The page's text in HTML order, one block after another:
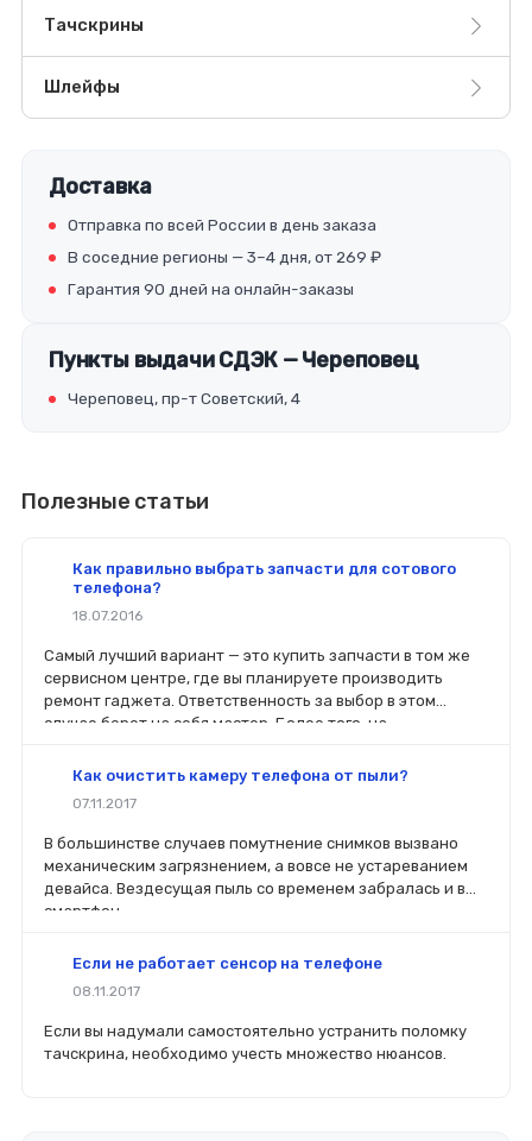
Тачскрины
Шлейфы
Доставка
Отправка по всей России в день заказа
В соседние регионы — 3–4 дня, от 269 ₽
Гарантия 90 дней на онлайн-заказы
Пункты выдачи СДЭК — Череповец
Череповец, пр-т Советский, 4
Полезные статьи
Как правильно выбрать запчасти для сотового
телефона?
18.07.2016
Самый лучший вариант — это купить запчасти в том же
сервисном центре, где вы планируете производить
ремонт гаджета. Ответственность за выбор в этом
случае берет на себя мастер. Более того, на
вы планируете делать ремонт самостоятельно, то выбор
перед покупкой нового модуля старый был в руках. Так
легче сориентироваться в разъемах, элементах
крепления, электрических параметрах и прочих
характеристиках.
Как очистить камеру телефона от пыли?
07.11.2017
В большинстве случаев помутнение снимков вызвано
механическим загрязнением, а вовсе не устареванием
девайса. Вездесущая пыль со временем забралась и в
смартфон.
Если не работает сенсор на телефоне
08.11.2017
Если вы надумали самостоятельно устранить поломку
тачскрина, необходимо учесть множество нюансов.